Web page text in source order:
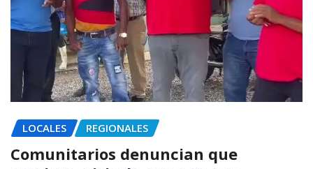
LOCALES REGIONALES
Comunitarios denuncian que